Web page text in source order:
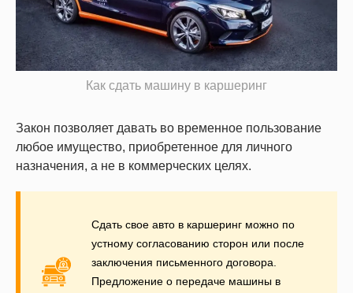
Как сдать машину в каршеринг
Закон позволяет давать во временное пользование
любое имущество, приобретенное для личного
назначения, а не в коммерческих целях.
Сдать свое авто в каршеринг можно по
устному согласованию сторон или после
заключения письменного договора.
Предложение о передаче машины в